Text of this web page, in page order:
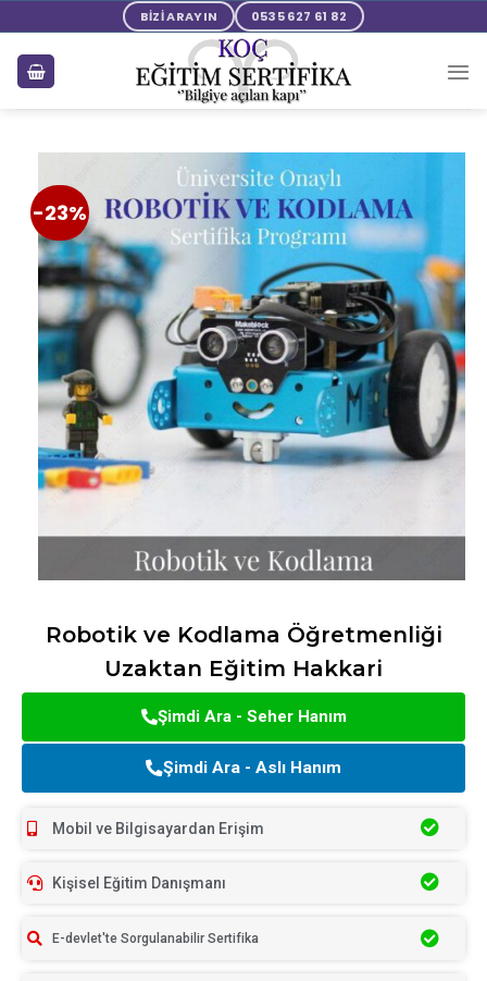
BİZİ ARAYIN 0535 627 61 82
-23%
Robotik ve Kodlama Öğretmenliği
Uzaktan Eğitim Hakkari
Şimdi Ara - Seher Hanım
Şimdi Ara - Aslı Hanım
Mobil ve Bilgisayardan Erişim
Kişisel Eğitim Danışmanı
E-devlet'te Sorgulanabilir Sertifika